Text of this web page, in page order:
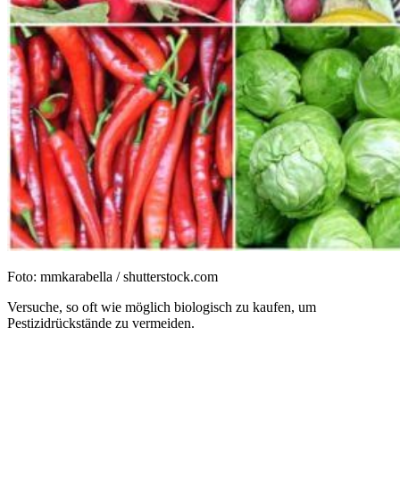
Foto: mmkarabella / shutterstock.com
Versuche, so oft wie möglich biologisch zu kaufen, um
Pestizidrückstände zu vermeiden.